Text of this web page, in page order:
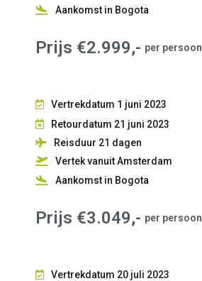
Aankomst in Bogota
Prijs €2.999,- per persoon
Vertrekdatum 1 juni 2023
Retourdatum 21 juni 2023
Reisduur 21 dagen
Vertek vanuit Amsterdam
Aankomst in Bogota
Prijs €3.049,- per persoon
Vertrekdatum 20 juli 2023